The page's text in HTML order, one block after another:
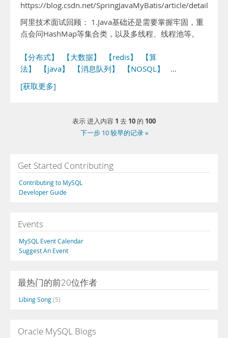
https://blog.csdn.net/SpringJavaMyBatis/article/details/
阿里技术面试回顾： 1.Java基础还是需要掌握牢固，重
点会问HashMap等集合类，以及多线程、线程池等。
【分布式】 【大数据】 【redis】
【算
法】
【java】 【消息队列】 【NOSQL】
…
[获取更多]
表示 进入内容 1 去 10 的 100
下一步 10 较早的记录 »
Get Started Contributing
Contributing to MySQL
Developer Guide
Events
MySQL Event Calendar
Suggest An Event
最热门的前20位作者
Libing Song(5)
Oracle MySQL Blogs